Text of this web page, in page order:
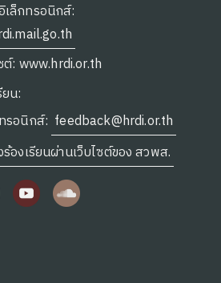
ล็กทรอนิกส์:
ต์: www.hrdi.or.th
น:
รอนิกส์: feedback@hrdi.or.th
องเรียนผ่านเว็บไซต์ของ สวพส.